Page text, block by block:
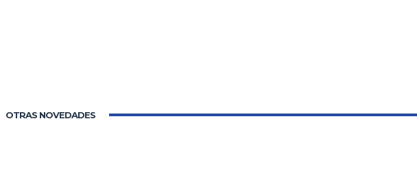
OTRAS NOVEDADES